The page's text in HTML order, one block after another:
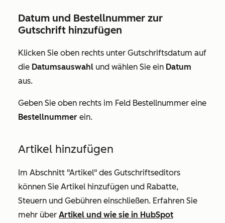
Datum und Bestellnummer zur
Gutschrift hinzufügen
Klicken Sie oben rechts unter Gutschriftsdatum auf
die Datumsauswahl und wählen Sie ein Datum
aus.
Geben Sie oben rechts im Feld Bestellnummer eine
Bestellnummer ein.
Artikel hinzufügen
Im Abschnitt "Artikel" des Gutschriftseditors
können Sie Artikel hinzufügen und Rabatte,
Steuern und Gebühren einschließen. Erfahren Sie
mehr über Artikel und wie sie in HubSpot